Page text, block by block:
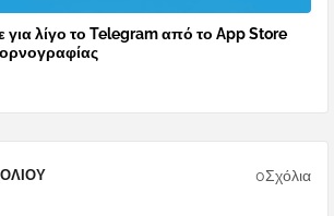
για λίγο το Telegram από το App Store
0Σχόλια